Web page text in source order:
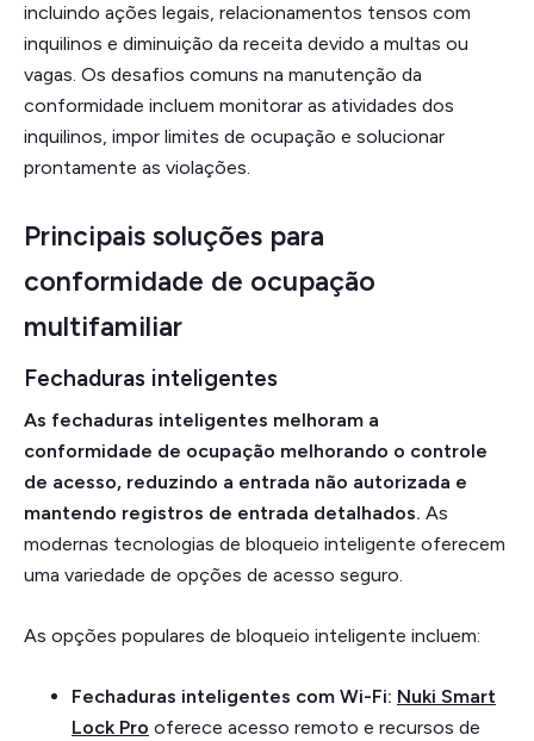
incluindo ações legais, relacionamentos tensos com
inquilinos e diminuição da receita devido a multas ou
vagas. Os desafios comuns na manutenção da
conformidade incluem monitorar as atividades dos
inquilinos, impor limites de ocupação e solucionar
prontamente as violações.
Principais soluções para
conformidade de ocupação
multifamiliar
Fechaduras inteligentes
As fechaduras inteligentes melhoram a
conformidade de ocupação melhorando o controle
de acesso, reduzindo a entrada não autorizada e
mantendo registros de entrada detalhados. As
modernas tecnologias de bloqueio inteligente oferecem
uma variedade de opções de acesso seguro.
As opções populares de bloqueio inteligente incluem:
Fechaduras inteligentes com Wi-Fi: Nuki Smart
Lock Pro oferece acesso remoto e recursos de